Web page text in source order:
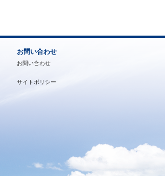
お問い合わせ
お問い合わせ
サイトポリシー